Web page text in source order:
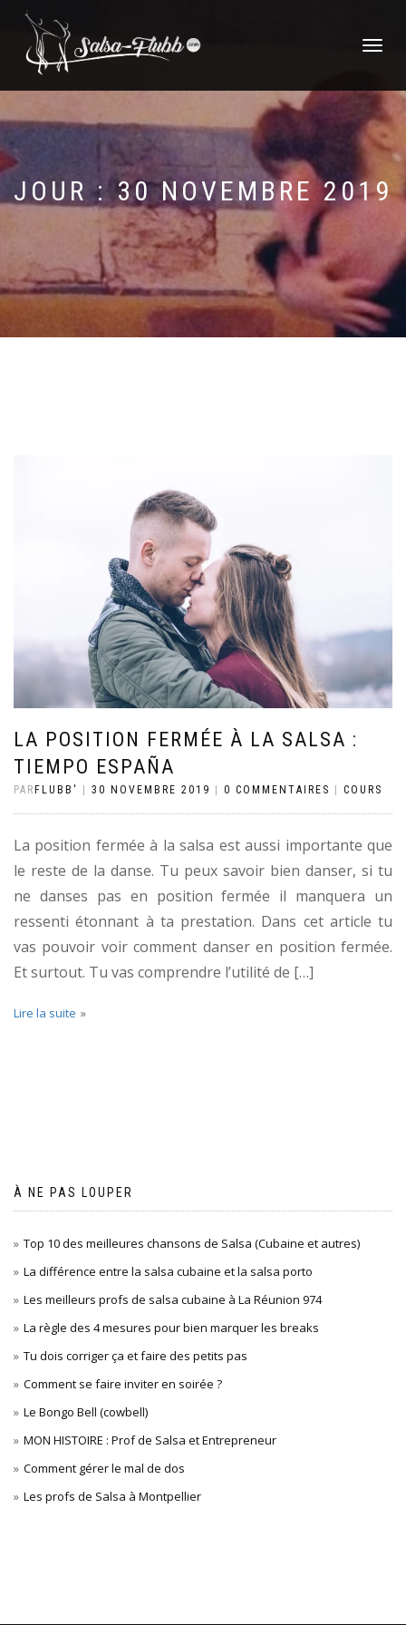
DÉPLIER
JOUR :30 NOVEMBRE 2019
LA POSITION FERMÉE À LA SALSA :
TIEMPO ESPAÑA
PARFLUBB' | 30 NOVEMBRE 2019 | 0 COMMENTAIRES | COURS
La position fermée à la salsa est aussi importante que
le reste de la danse. Tu peux savoir bien danser, si tu
ne danses pas en position fermée il manquera un
ressenti étonnant à ta prestation. Dans cet article tu
vas pouvoir voir comment danser en position fermée.
Et surtout. Tu vas comprendre l’utilité de […]
Lire la suite
À NE PAS LOUPER
Top 10 des meilleures chansons de Salsa (Cubaine et autres)
La différence entre la salsa cubaine et la salsa porto
Les meilleurs profs de salsa cubaine à La Réunion 974
La règle des 4 mesures pour bien marquer les breaks
Tu dois corriger ça et faire des petits pas
Comment se faire inviter en soirée ?
Le Bongo Bell (cowbell)
MON HISTOIRE : Prof de Salsa et Entrepreneur
Comment gérer le mal de dos
Les profs de Salsa à Montpellier